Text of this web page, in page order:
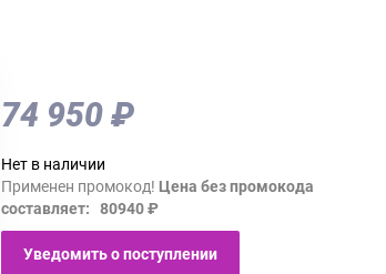
74 950 ₽
Нет в наличии
Применен промокод! Цена без промокода
составляет: 80940 ₽
Уведомить о поступлении